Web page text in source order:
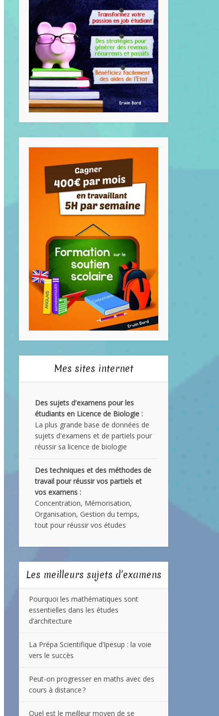
Mes sites internet
Des sujets d'examens pour les
étudiants en Licence de Biologie :
La plus grande base de données de
sujets d'examens et de partiels pour
réussir sa licence de biologie
Des techniques et des méthodes de
travail pour réussir vos partiels et
vos examens :
Concentration, Mémorisation,
Organisation, Gestion du temps,
tout pour réussir vos études
Les meilleurs sujets d’examens
Pourquoi les mathématiques sont
essentielles dans les études
d’architecture
La Prépa Scientifique d’Ipesup : la voie
vers le succès
Peut-on progresser en maths avec des
cours à distance ?
Quel est le meilleur moyen de se